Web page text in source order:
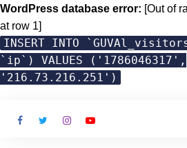
WordPress database error: [Out of
at row 1]
INSERT INTO
`ip`) VALUES ('1786046317',
'216.73.216.251')